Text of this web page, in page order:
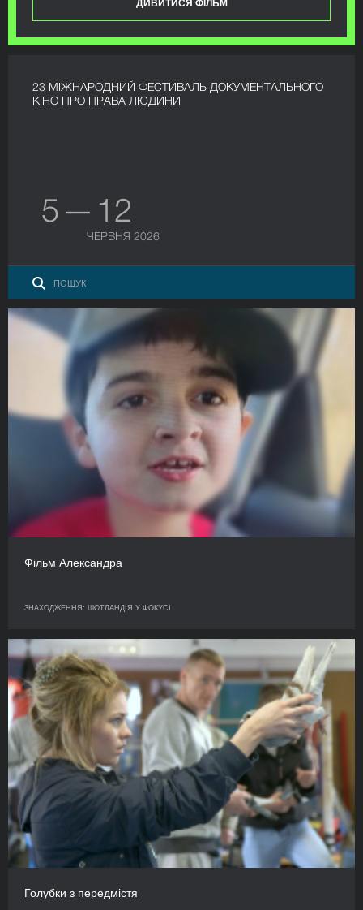
23 МІЖНАРОДНИЙ ФЕСТИВАЛЬ ДОКУМЕНТАЛЬНОГО
КІНО ПРО ПРАВА ЛЮДИНИ
5 — 12
ЧЕРВНЯ 2026
Фільм Александра
ЗНАХОДЖЕННЯ: ШОТЛАНДІЯ У ФОКУСІ
Голубки з передмістя